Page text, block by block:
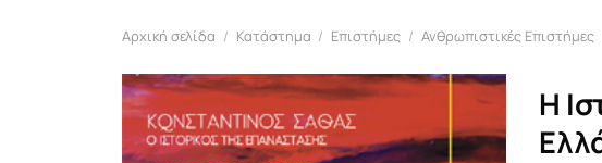
Αρχική σελίδα / Κατάστημα / Επιστήμες / Ανθρωπιστικές Επιστήμες
Η